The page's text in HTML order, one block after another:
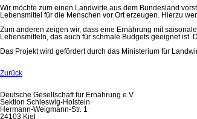
Wir möchte zum einen Landwirte aus dem Bundesland
Lebensmittel für die Menschen vor Ort erzeugen. Hierzu
Zum anderen zeigen wir, dass eine Ernährung mit
Lebensmitteln, das auch für schmale Budgets geeignet ist.
Das Projekt wird gefördert durch das Ministerium für
Zurück
Deutsche Gesellschaft für Ernährung e.V.
Sektion Schleswig-Holstein
Hermann-Weigmann-Str. 1
24103 Kiel